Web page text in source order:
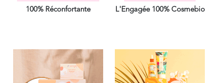
100% Réconfortante L'Engagée 100% Cosmebio